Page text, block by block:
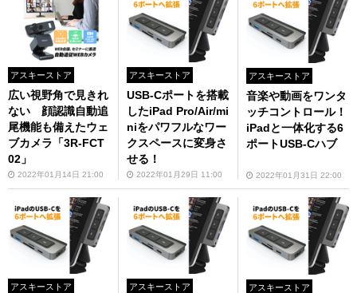
アスキーストア
広い視野角で見きれ
ない 顔認識自動追
尾機能も備えたウェ
ブカメラ「3R-FCT
02」
2022年01月14日 21:00
アスキーストア
USB-Cポートを搭載
したiPad Pro/Air/mi
niをパワフルなワー
クスペースに変身さ
せる！
2022年01月29日 11:00
アスキーストア
音楽や動画をワンタ
ッチコントロール！
iPadと一体化する6
ポートUSB-Cハブ
2022年01月31日 22:00
アスキーストア アスキーストア アスキーストア